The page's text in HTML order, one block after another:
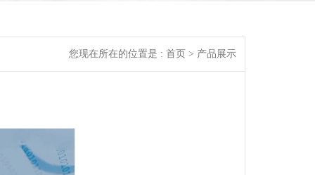
您现在所在的位置是 : 首页 > 产品展示